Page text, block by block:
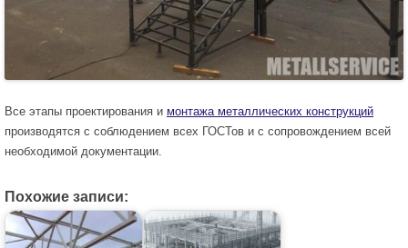
Все этапы проектирования и монтажа металлических конструкций
производятся с соблюдением всех ГОСТов и с сопровождением всей
необходимой документации.
Похожие записи: